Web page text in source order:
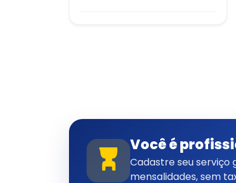
Você é
Cadastre seu
mensalidades, sem